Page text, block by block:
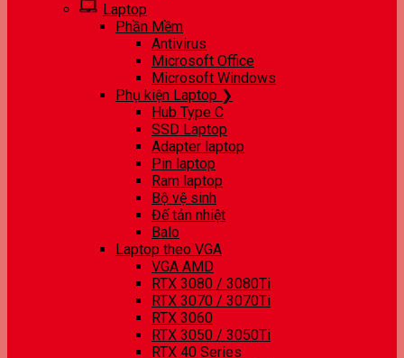
Laptop
Phần Mềm
Antivirus
Microsoft Office
Microsoft Windows
Phụ kiện Laptop ❯
Hub Type C
SSD Laptop
Adapter laptop
Pin laptop
Ram laptop
Bộ vệ sinh
Đế tản nhiệt
Balo
Laptop theo VGA
VGA AMD
RTX 3080 / 3080Ti
RTX 3070 / 3070Ti
RTX 3060
RTX 3050 / 3050Ti
RTX 40 Series